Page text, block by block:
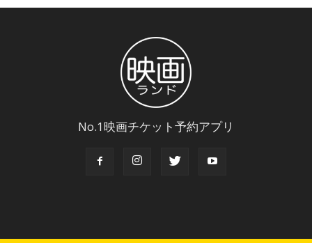
No.1映画チケット予約アプリ